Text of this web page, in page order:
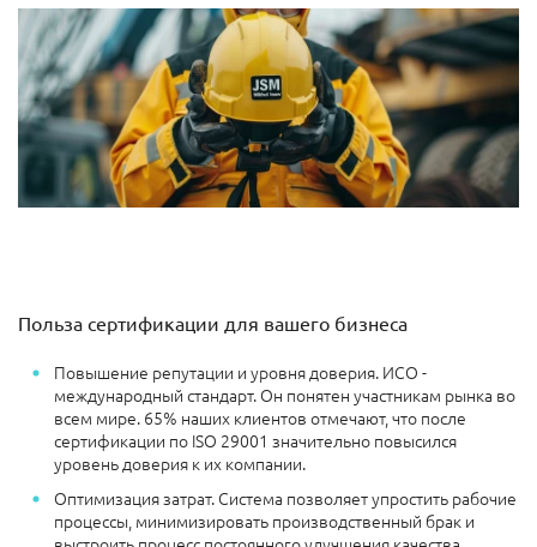
Польза сертификации для вашего бизнеса
Повышение репутации и уровня доверия. ИСО -
международный стандарт. Он понятен участникам рынка во
всем мире. 65% наших клиентов отмечают, что после
сертификации по ISO 29001 значительно повысился
уровень доверия к их компании.
Оптимизация затрат. Система позволяет упростить рабочие
процессы, минимизировать производственный брак и